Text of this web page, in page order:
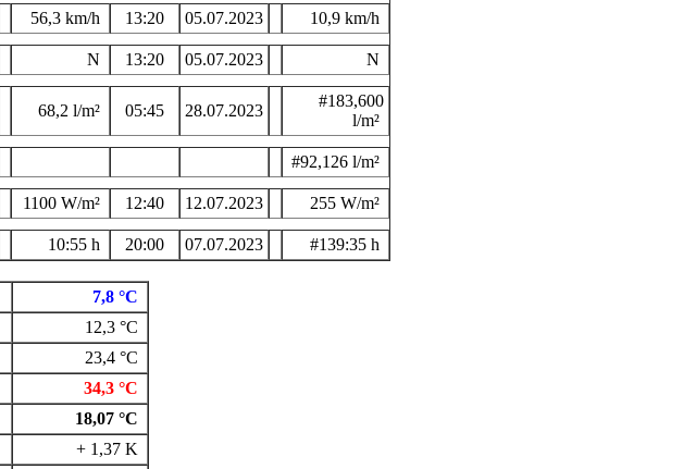
56,3 km/h 13:20 05.07.2023 10,9 km/h
N 13:20 05.07.2023 N
68,2 l/m² 05:45 28.07.2023
#183,600
l/m²
#92,126 l/m²
1100 W/m² 12:40 12.07.2023 255 W/m²
10:55 h 20:00 07.07.2023 #139:35 h
7,8 °C
12,3 °C
23,4 °C
34,3 °C
18,07 °C
+ 1,37 K